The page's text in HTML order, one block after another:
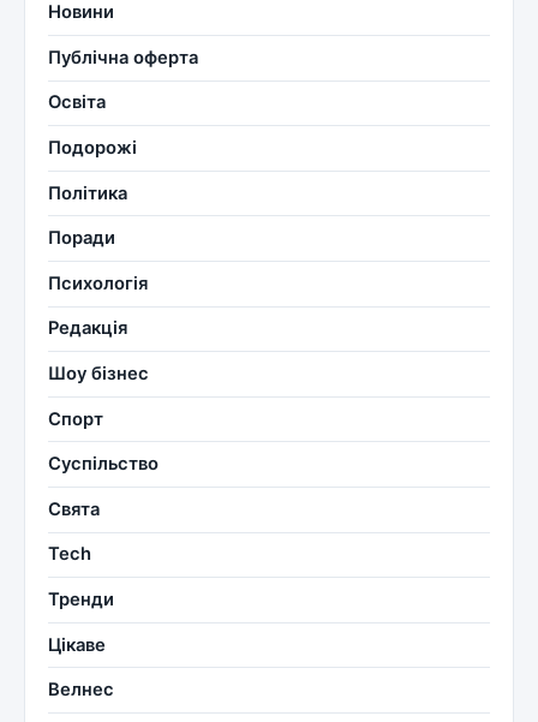
Новини
Публічна оферта
Освіта
Подорожі
Політика
Поради
Психологія
Редакція
Шоу бізнес
Спорт
Суспільство
Свята
Tech
Тренди
Цікаве
Велнес